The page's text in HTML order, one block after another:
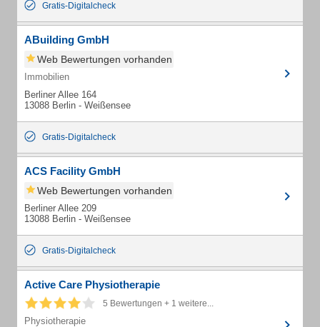
Gratis-Digitalcheck
ABuilding GmbH
Web Bewertungen vorhanden
Immobilien
Berliner Allee 164
13088 Berlin - Weißensee
Gratis-Digitalcheck
ACS Facility GmbH
Web Bewertungen vorhanden
Berliner Allee 209
13088 Berlin - Weißensee
Gratis-Digitalcheck
Active Care Physiotherapie
5 Bewertungen + 1 weitere...
Physiotherapie